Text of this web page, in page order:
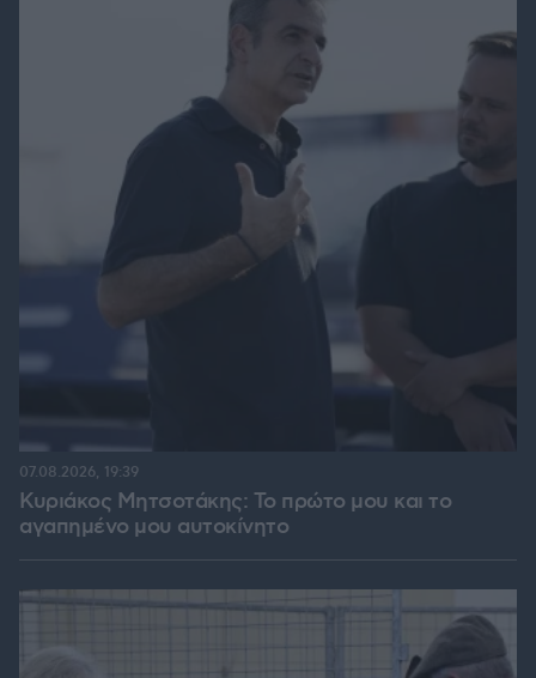
Κυριάκος Μητσοτάκης: Το πρώτο μου και το
αγαπημένο μου αυτοκίνητο
07.08.2026, 19:39